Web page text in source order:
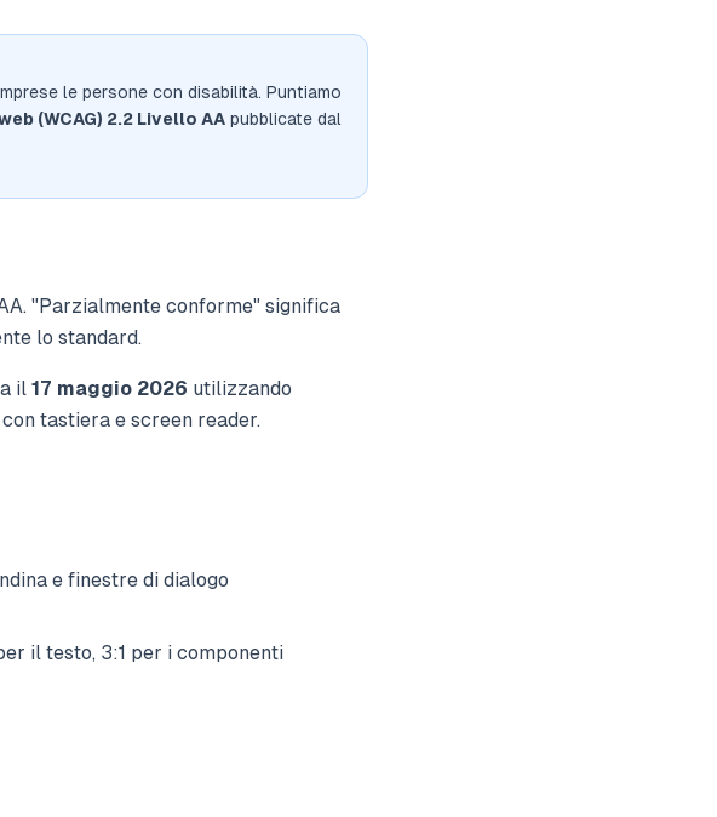
le persone con disabilità. Puntiamo
(WCAG) 2.2 Livello AA pubblicate dal
"Parzialmente conforme" significa
lo standard.
il 17 maggio 2026 utilizzando
tastiera e screen reader.
e finestre di dialogo
il testo, 3:1 per i componenti